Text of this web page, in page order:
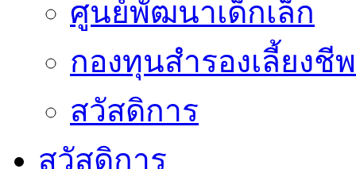
ศูนย์พัฒนาเด็กเล็ก
กองทุนสำรองเลี้ยงชีพ
สวัสดิการ
สวัสดิการ